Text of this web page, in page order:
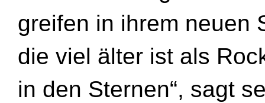
greifen in ihrem neuen
die viel älter ist als
in den Sternen“, sagt